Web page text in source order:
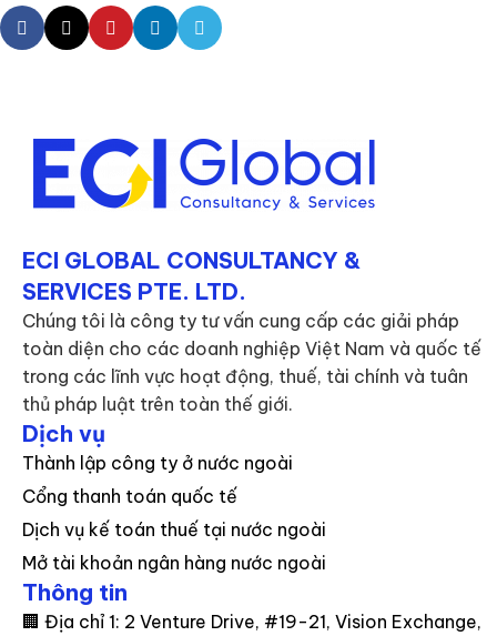
ECI GLOBAL CONSULTANCY &
SERVICES PTE. LTD.
Chúng tôi là công ty tư vấn cung cấp các giải pháp
toàn diện cho các doanh nghiệp Việt Nam và quốc tế
trong các lĩnh vực hoạt động, thuế, tài chính và tuân
thủ pháp luật trên toàn thế giới.
Dịch vụ
Thành lập công ty ở nước ngoài
Cổng thanh toán quốc tế
Dịch vụ kế toán thuế tại nước ngoài
Mở tài khoản ngân hàng nước ngoài
Thông tin
🏢 Địa chỉ 1: 2 Venture Drive, #19-21, Vision Exchange,